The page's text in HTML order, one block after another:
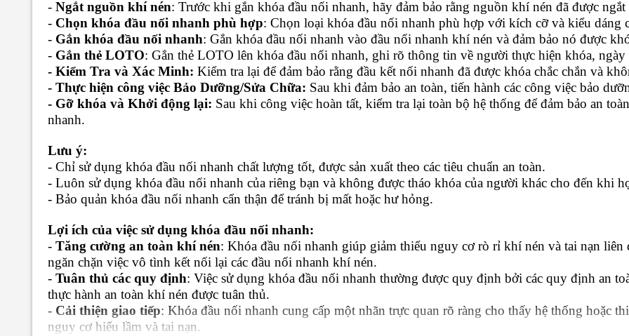
- Ngắt nguồn khí nén: Trước khi gắn khóa đầu nối nhanh, hãy đảm bảo rằng nguồn khí nén đã được
- Chọn khóa đầu nối nhanh phù hợp: Chọn loại khóa đầu nối nhanh phù hợp với kích cỡ và kiểu dáng
- Gắn khóa đầu nối nhanh: Gắn khóa đầu nối nhanh vào đầu nối nhanh khí nén và đảm bảo nó được
- Gắn thẻ LOTO: Gắn thẻ LOTO lên khóa đầu nối nhanh, ghi rõ thông tin về người thực hiện khóa,
- Kiểm Tra và Xác Minh: Kiểm tra lại để đảm bảo rằng đầu kết nối nhanh đã được khóa chắc chắn và
- Thực hiện công việc Bảo Dưỡng/Sửa Chữa: Sau khi đảm bảo an toàn, tiến hành các công việc bảo
- Gỡ khóa và Khởi động lại: Sau khi công việc hoàn tất, kiểm tra lại toàn bộ hệ thống để đảm bảo an
nhanh.
Lưu ý:
- Chỉ sử dụng khóa đầu nối nhanh chất lượng tốt, được sản xuất theo các tiêu chuẩn an toàn.
- Luôn sử dụng khóa đầu nối nhanh của riêng bạn và không được tháo khóa của người khác cho đến khi
- Bảo quản khóa đầu nối nhanh cẩn thận để tránh bị mất hoặc hư hỏng.
Lợi ích của việc sử dụng khóa đầu nối nhanh:
- Tăng cường an toàn khí nén: Khóa đầu nối nhanh giúp giảm thiểu nguy cơ rò rỉ khí nén và tai nạn
ngăn chặn việc vô tình kết nối lại các đầu nối nhanh khí nén.
- Tuân thủ các quy định: Việc sử dụng khóa đầu nối nhanh thường được quy định bởi các quy định an
thực hành an toàn khí nén được tuân thủ.
- Cải thiện giao tiếp: Khóa đầu nối nhanh cung cấp một nhãn trực quan rõ ràng cho thấy hệ thống hoặc
nguy cơ hiểu lầm và tai nạn.